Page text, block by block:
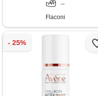
--
Flaconi